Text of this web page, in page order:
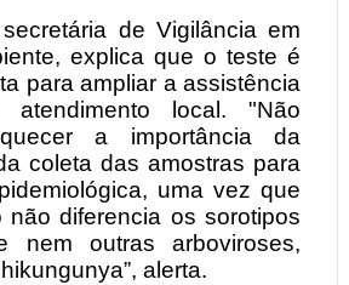
de Vigilância em
explica que o teste é
para ampliar a assistência
local. "Não
a importância da
coleta das amostras para
uma vez que
não diferencia os sorotipos
nem outras arboviroses,
alerta.